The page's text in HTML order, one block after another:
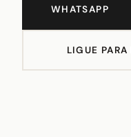
WHATSAPP
LIGUE